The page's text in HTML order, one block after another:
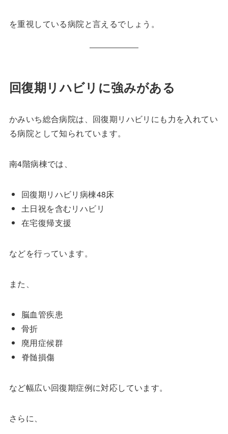
を重視している病院と言えるでしょう。
回復期リハビリに強みがある
かみいち総合病院は、回復期リハビリにも力を入れてい
る病院として知られています。
南4階病棟では、
回復期リハビリ病棟48床
土日祝を含むリハビリ
在宅復帰支援
などを行っています。
また、
脳血管疾患
骨折
廃用症候群
脊髄損傷
など幅広い回復期症例に対応しています。
さらに、